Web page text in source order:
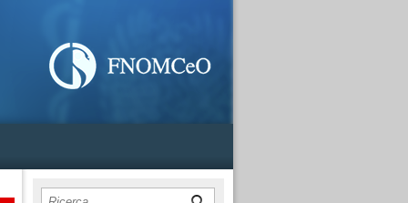
Form di ricerca
Cerca